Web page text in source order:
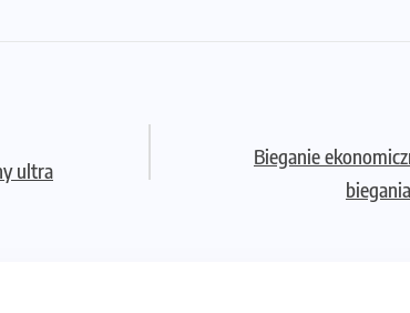
ultra
Bieganie